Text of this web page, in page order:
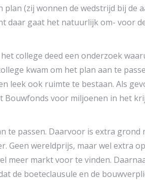
(zij wonnen de wedstrijd bij de
gaat het natuurlijk om- voor
college deed een onderzoek
kwam om het plan aan te
leek ook ruimte te bestaan. Als
voor miljoenen in het
passen. Daarvoor is extra grond
Geen wereldprijs, maar wel extra
meer markt voor te vinden.
de boeteclausule en de